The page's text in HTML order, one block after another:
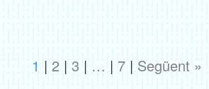
1 | 2 | 3 | … | 7 | Següent »